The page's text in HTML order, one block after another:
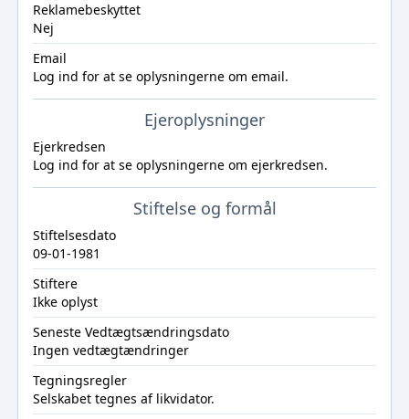
Reklamebeskyttet
Nej
Email
Log ind for at se oplysningerne om email.
Ejeroplysninger
Ejerkredsen
Log ind for at se oplysningerne om ejerkredsen.
Stiftelse og formål
Stiftelsesdato
09-01-1981
Stiftere
Ikke oplyst
Seneste Vedtægtsændringsdato
Ingen vedtægtændringer
Tegningsregler
Selskabet tegnes af likvidator.